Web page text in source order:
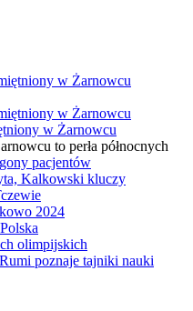
w Żarnowcu
to perła północnych
pacjentów
Kalkowski kluczy
2024
olimpijskich
poznaje tajniki nauki